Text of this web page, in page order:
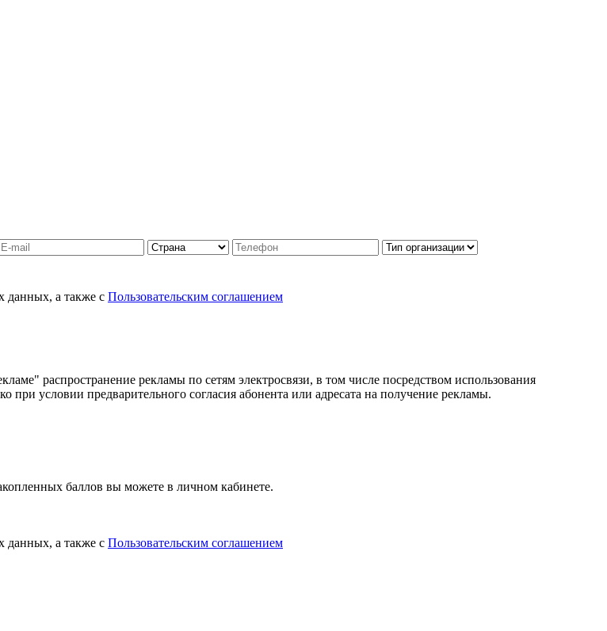
данных, а также с Пользовательским соглашением
распространение рекламы по сетям электросвязи, в том числе посредством использования
условии предварительного согласия абонента или адресата на получение рекламы.
баллов вы можете в личном кабинете.
данных, а также с Пользовательским соглашением